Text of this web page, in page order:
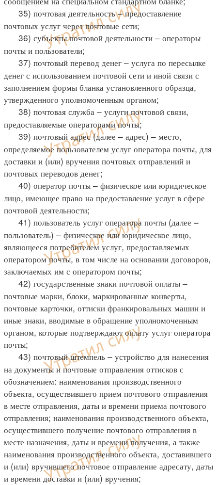
35) почтовая деятельность – предоставление
почтовых услуг через почтовые сети;
36) субъекты почтовой деятельности – операторы
почты и пользователи;
37) почтовый перевод денег – услуга по пересылке
денег с использованием почтовой сети и иной связи с
заполнением формы бланка установленного образца,
утвержденного уполномоченным органом;
38) почтовая служба – услуги почтовой связи,
предоставляемые операторами почты;
39) почтовый адрес (далее – адрес) – место,
определяемое пользователем услуг оператора почты, для
доставки и (или) вручения почтовых отправлений и
почтовых переводов денег;
40) оператор почты – физическое или юридическое
лицо, имеющее право на предоставление услуг в сфере
почтовой деятельности;
41) пользователь услуг оператора почты (далее –
пользователь) – физическое или юридическое лицо,
являющееся потребителем услуг, предоставляемых
оператором почты, в том числе на основании договоров,
заключаемых им с оператором почты;
42) государственные знаки почтовой оплаты –
почтовые марки, блоки, маркированные конверты,
почтовые карточки, оттиски франкировальных машин и
иные знаки, вводимые в обращение уполномоченным
органом, которые подтверждают оплату услуг оператора
почты;
43) почтовый штемпель – устройство для нанесения
на документы и почтовые отправления оттисков с
обозначением: наименования производственного
объекта, осуществившего прием почтового отправления
в месте отправления, даты и времени приема почтового
отправления; наименования производственного объекта,
осуществившего получение почтового отправления в
месте назначения, даты и времени получения, а также
наименования производственного объекта, доставившего
и (или) вручившего почтовое отправление адресату, даты
и времени доставки и (или) вручения;